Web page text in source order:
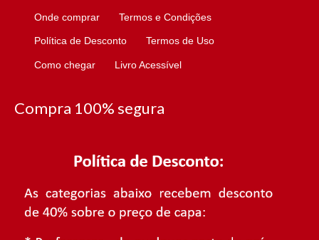
Onde comprar Termos e Condições
Política de Desconto Termos de Uso
Como chegar Livro Acessível
Compra 100% segura